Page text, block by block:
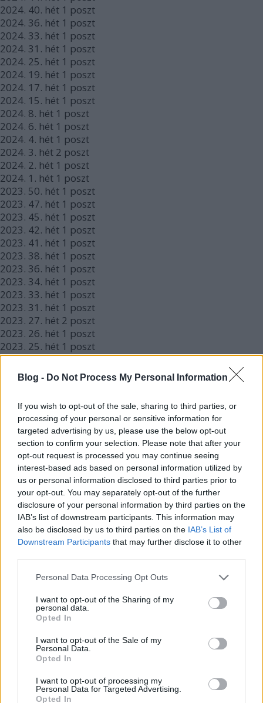
Blog - Do Not Process My Personal Information
If you wish to opt-out of the sale, sharing to third parties, or
processing of your personal or sensitive information for
targeted advertising by us, please use the below opt-out
section to confirm your selection. Please note that after your
opt-out request is processed you may continue seeing
interest-based ads based on personal information utilized by
us or personal information disclosed to third parties prior to
your opt-out. You may separately opt-out of the further
disclosure of your personal information by third parties on the
IAB’s list of downstream participants. This information may
also be disclosed by us to third parties on the IAB’s List of
Downstream Participants that may further disclose it to other
Please note that this website/app uses one or more Google
not limited to your visit or usage behaviour. You may click to
grant or deny consent to Google and its third-party tags to
use your data for below specified purposes in below Google
consent section.
Personal Data Processing Opt Outs
I want to opt-out of the Sharing of my
personal data.
Opted In
I want to opt-out of the Sale of my
Personal Data.
Opted In
I want to opt-out of processing my
Personal Data for Targeted Advertising.
Opted In
2024. 40. hét 1 poszt
2024. 36. hét 1 poszt
2024. 33. hét 1 poszt
2024. 31. hét 1 poszt
2024. 25. hét 1 poszt
2024. 19. hét 1 poszt
2024. 17. hét 1 poszt
2024. 15. hét 1 poszt
2024. 8. hét 1 poszt
2024. 6. hét 1 poszt
2024. 4. hét 1 poszt
2024. 3. hét 2 poszt
2024. 2. hét 1 poszt
2024. 1. hét 1 poszt
2023. 50. hét 1 poszt
2023. 47. hét 1 poszt
2023. 45. hét 1 poszt
2023. 42. hét 1 poszt
2023. 41. hét 1 poszt
2023. 38. hét 1 poszt
2023. 36. hét 1 poszt
2023. 34. hét 1 poszt
2023. 33. hét 1 poszt
2023. 31. hét 1 poszt
2023. 27. hét 2 poszt
2023. 26. hét 1 poszt
2023. 25. hét 1 poszt
2023.23. hét1poszt
2023.22. hét 1poszt
2023.21. hét 2poszt
2023. 18. hét 1 poszt
2023.17. hét 1 poszt
2023.16. hét1poszt
2023.15. hét1 poszt
2023.13. hét 1poszt
2023. 11. hét1poszt
2023. 10. hét1 poszt
2023.9. hét 1poszt
2023. 6. hét1poszt
2023.2. hét1poszt
2022.50. hét1 poszt
40. hét 1 poszt
38. hét1poszt
37. hét 1poszt
35. hét1poszt
34. hét 1poszt
31. hét 1poszt
30. hét 1poszt